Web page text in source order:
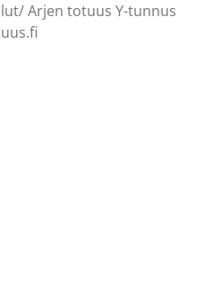
Arjen totuus Y-tunnus